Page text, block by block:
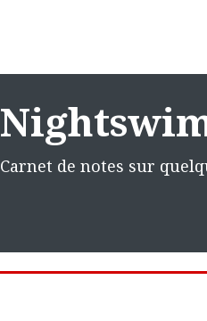
Carnet de notes sur